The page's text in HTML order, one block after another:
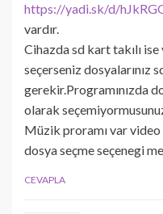
https://yadi.sk/d/
vardır.
Cihazda sd kart takılı ise
seçerseniz dosyalarınız
gerekir.Programınızda
olarak
Müzik proramı var
dosya seçme seçenegi
CEVAPLA